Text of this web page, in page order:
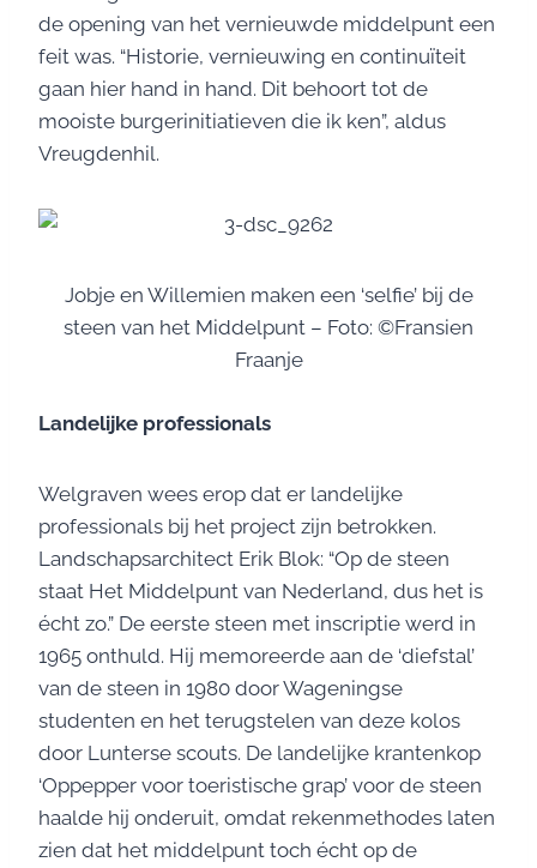
de opening van het vernieuwde middelpunt een
feit was. “Historie, vernieuwing en continuïteit
gaan hier hand in hand. Dit behoort tot de
mooiste burgerinitiatieven die ik ken”, aldus
Vreugdenhil.
Jobje en Willemien maken een ‘selfie’ bij de
steen van het Middelpunt – Foto: ©Fransien
Fraanje
Landelijke professionals
Welgraven wees erop dat er landelijke
professionals bij het project zijn betrokken.
Landschapsarchitect Erik Blok: “Op de steen
staat Het Middelpunt van Nederland, dus het is
écht zo.” De eerste steen met inscriptie werd in
1965 onthuld. Hij memoreerde aan de ‘diefstal’
van de steen in 1980 door Wageningse
studenten en het terugstelen van deze kolos
door Lunterse scouts. De landelijke krantenkop
‘Oppepper voor toeristische grap’ voor de steen
haalde hij onderuit, omdat rekenmethodes laten
zien dat het middelpunt toch écht op de